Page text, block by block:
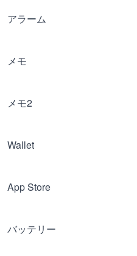
アラーム
メモ
メモ2
Wallet
App Store
バッテリー